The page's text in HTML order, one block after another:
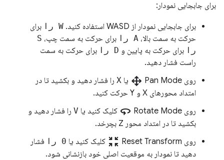
برای جابجایی نمودار:
برای جابجایی نمودار از WASD استفاده کنید. W را
برای
حرکت به سمت بالا، A را برای حرکت به سمت چپ، S
را
برای حرکت به پایین و D را
برای حرکت به سمت
راست فشار دهید.
روی Pan Mode
drag_pan یا X را فشار دهید و بکشید تا در
امتداد محورهای X و Y حرکت کنید.
روی Rotate Mode
360 ​​کلیک کنید یا V را فشار دهید و
بکشید تا در امتداد محور Z بچرخد.
روی Reset Transform
zoom_in_map کلیک کنید یا 0 را
فشار
دهید تا نمودار به موقعیت اصلی خود بازنشانی شود.